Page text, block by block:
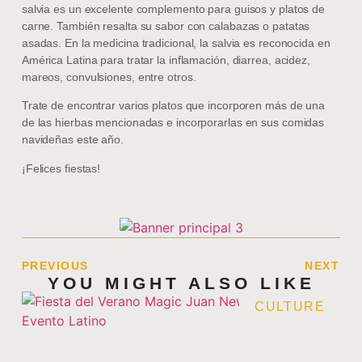
salvia es un excelente complemento para guisos y platos de
carne. También resalta su sabor con calabazas o patatas
asadas. En la medicina tradicional, la salvia es reconocida en
América Latina para tratar la inflamación, diarrea, acidez,
mareos, convulsiones, entre otros.
Trate de encontrar varios platos que incorporen más de una
de las hierbas mencionadas e incorporarlas en sus comidas
navideñas este año.
¡Felices fiestas!
PREVIOUS NEXT
YOU MIGHT ALSO LIKE
CULTURE